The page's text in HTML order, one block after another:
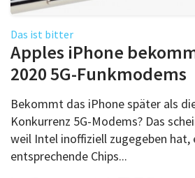
Das ist bitter
Apples iPhone
2020 5G-Funkmodems
Bekommt das iPhone später als
Konkurrenz 5G-Modems? Das
weil Intel inoffiziell zugegeben hat,
entsprechende Chips...